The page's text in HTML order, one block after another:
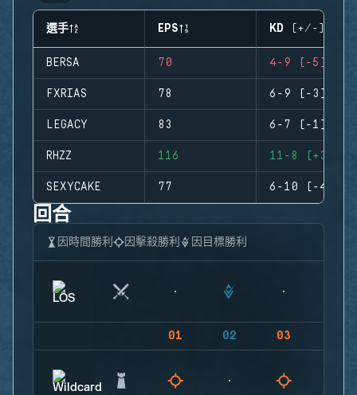
選手 EPS KD (+/-)
BERSA 70 4-9 (-5)
FXRIAS 78 6-9 (-3)
LEGACY 83 6-7 (-1)
RHZZ 116 11-8 (+3)
SEXYCAKE 77 6-10 (-4)
回合
因時間勝利 因擊殺勝利 因目標勝利
01 02 03